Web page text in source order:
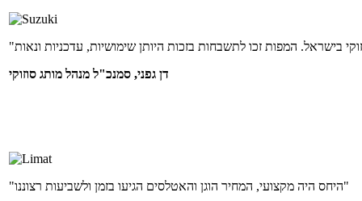
דן גפני, סמנכ"ל מנהל מותג סוזוקי
"היחס היה מקצועי, המחיר הוגן והאטלסים הגיעו בזמן ולשביעות רצוננו"